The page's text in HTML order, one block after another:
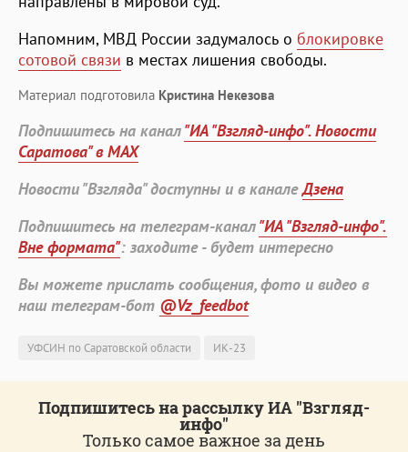
Напомним, МВД России задумалось о блокировке
сотовой связи в местах лишения свободы.
Материал подготовила Кристина Некезова
Подпишитесь на канал"ИА "Взгляд-инфо". Новости
Саратова" в MAX
Новости "Взгляда" доступны и в каналеДзена
Подпишитесь на телеграм-канал"ИА "Взгляд-инфо".
Вне формата": заходите - будет интересно
Вы можете прислать сообщения, фото и видео в
наш телеграм-бот @Vz_feedbot
УФСИН по Саратовской области ИК-23
Подпишитесь на рассылку ИА "Взгляд-
инфо"
Только самое важное за день